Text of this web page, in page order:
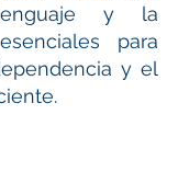
y la
para
y el